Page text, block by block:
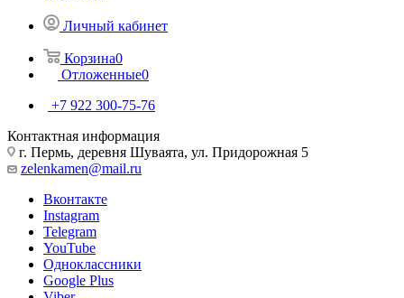
Личный кабинет
Корзина0
Отложенные0
+7 922 300-75-76
Контактная информация
г. Пермь, деревня Шуваята, ул. Придорожная 5
zelenkamen@mail.ru
Вконтакте
Instagram
Telegram
YouTube
Одноклассники
Google Plus